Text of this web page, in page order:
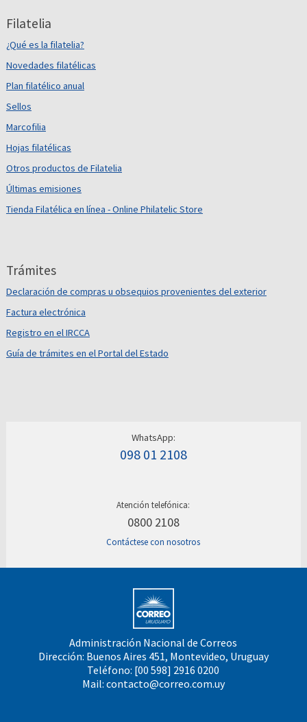
Filatelia
¿Qué es la filatelia?
Novedades filatélicas
Plan filatélico anual
Sellos
Marcofilia
Hojas filatélicas
Otros productos de Filatelia
Últimas emisiones
Tienda Filatélica en línea - Online Philatelic Store
Trámites
Declaración de compras u obsequios provenientes del exterior
Factura electrónica
Registro en el IRCCA
Guía de trámites en el Portal del Estado
WhatsApp:
098 01 2108
Atención telefónica:
0800 2108
Contáctese con nosotros
Administración Nacional de Correos
Dirección: Buenos Aires 451, Montevideo, Uruguay
Teléfono: [00 598] 2916 0200
Mail: contacto@correo.com.uy